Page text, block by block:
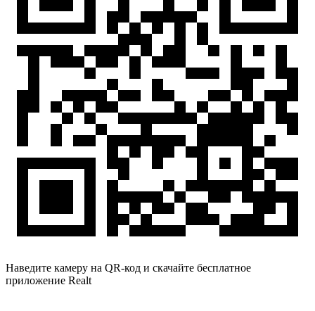
Наведите камеру на QR-код и скачайте бесплатное
приложение Realt